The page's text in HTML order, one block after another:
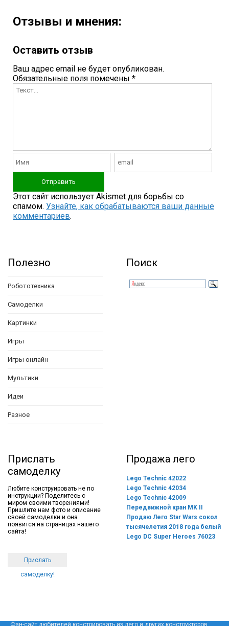
Отзывы и мнения:
Оставить отзыв
Ваш адрес email не будет опубликован.
Обязательные поля помечены *
Этот сайт использует Akismet для борьбы со
спамом. Узнайте, как обрабатываются ваши данные
комментариев.
Полезно
Робототехника
Самоделки
Картинки
Игры
Игры онлайн
Мультики
Идеи
Разное
Поиск
Прислать
самоделку
Любите конструировать не по
инструкции? Поделитесь с
миром своими творениями!
Пришлите нам фото и описание
своей самоделки и она
появится на страницах нашего
сайта!
Прислать
самоделку!
Продажа лего
Lego Technic 42022
Lego Technic 42034
Lego Technic 42009
Передвижной кран MK II
Продаю Лего Star Wars сокол
тысячелетия 2018 года белый
Lego DC Super Heroes 76023
Фан-сайт любителей констрировать из лего и других конструкторов.